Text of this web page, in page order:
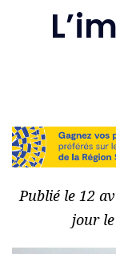
Publié le 12
jour le